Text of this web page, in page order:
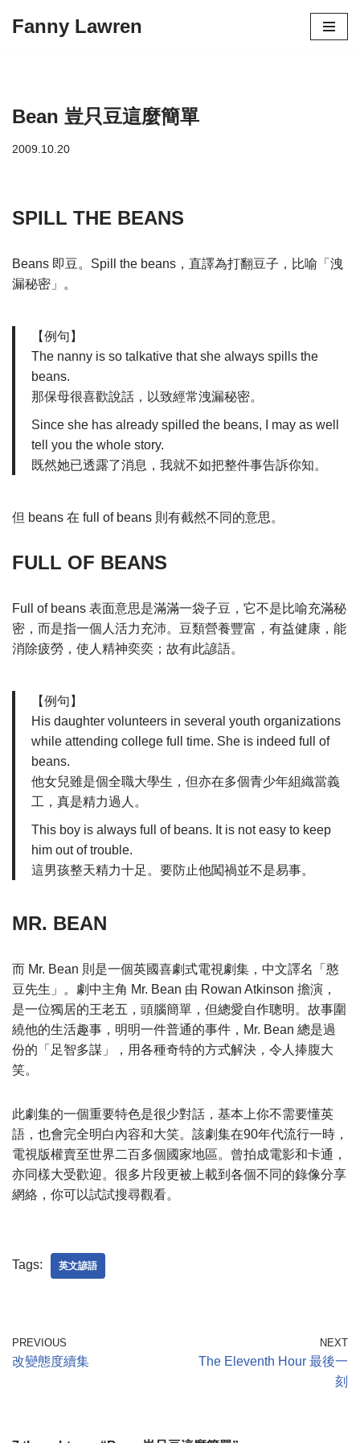
Fanny Lawren
Bean 豈只豆這麼簡單
2009.10.20
SPILL THE BEANS
Beans 即豆。Spill the beans，直譯為打翻豆子，比喻「洩
漏秘密」。
【例句】
The nanny is so talkative that she always spills the
beans.
那保母很喜歡說話，以致經常洩漏秘密。
Since she has already spilled the beans, I may as well
tell you the whole story.
既然她已透露了消息，我就不如把整件事告訴你知。
但 beans 在 full of beans 則有截然不同的意思。
FULL OF BEANS
Full of beans 表面意思是滿滿一袋子豆，它不是比喻充滿秘
密，而是指一個人活力充沛。豆類營養豐富，有益健康，能
消除疲勞，使人精神奕奕；故有此諺語。
【例句】
His daughter volunteers in several youth organizations
while attending college full time. She is indeed full of
beans.
他女兒雖是個全職大學生，但亦在多個青少年組織當義
工，真是精力過人。
This boy is always full of beans. It is not easy to keep
him out of trouble.
這男孩整天精力十足。要防止他闖禍並不是易事。
MR. BEAN
而 Mr. Bean 則是一個英國喜劇式電視劇集，中文譯名「憨
豆先生」。劇中主角 Mr. Bean 由 Rowan Atkinson 擔演，
是一位獨居的王老五，頭腦簡單，但總愛自作聰明。故事圍
繞他的生活趣事，明明一件普通的事件，Mr. Bean 總是過
份的「足智多謀」，用各種奇特的方式解決，令人捧腹大
笑。
此劇集的一個重要特色是很少對話，基本上你不需要懂英
語，也會完全明白內容和大笑。該劇集在90年代流行一時，
電視版權賣至世界二百多個國家地區。曾拍成電影和卡通，
亦同樣大受歡迎。很多片段更被上載到各個不同的錄像分享
網絡，你可以試試搜尋觀看。
Tags: 英文諺語
PREVIOUS
改變態度續集
NEXT
The Eleventh Hour 最後一
刻